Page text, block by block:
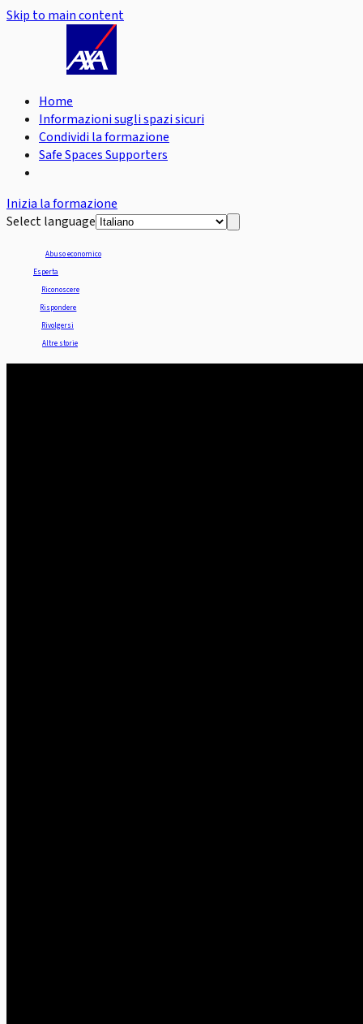
Skip to main content
Home
Informazioni sugli spazi sicuri
Condividi la formazione
Safe Spaces Supporters
Inizia la formazione
Select language
Abuso economico
Esperta
Riconoscere
Rispondere
Rivolgersi
Altre storie